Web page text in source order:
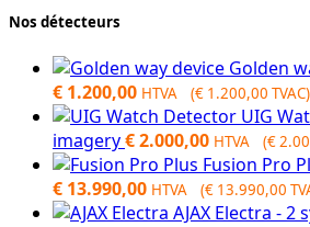
Nos détecteurs
Golden
Original
price
was:
€ 1.550,00.
€ 1.200,00Current
price
is:
€ 1.200,00.
HTVA (€ 1.200,00 TVAC)
UIG
imagery€2.000,00 HTVA (€
Fusion Pro
€ 13.990,00 HTVA (€ 13.990,00
AJAX Electra - 2